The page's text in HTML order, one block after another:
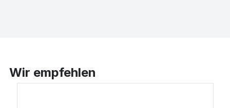
Wir empfehlen